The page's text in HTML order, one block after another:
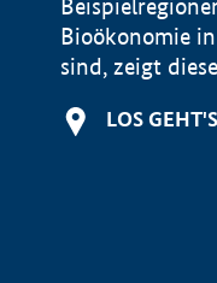
Bioökonomie
sind, zeigt
LOS GEHT'S